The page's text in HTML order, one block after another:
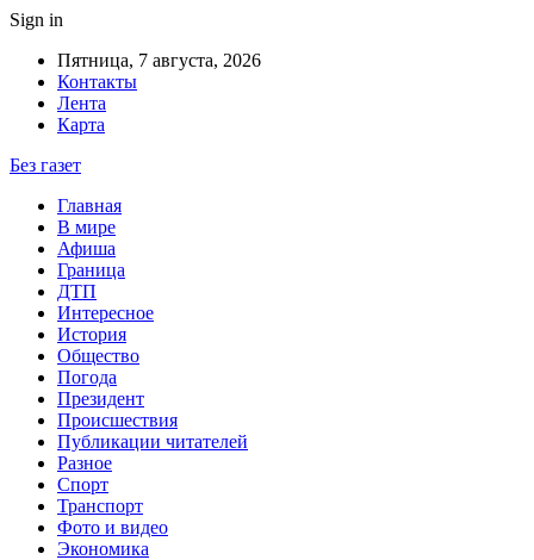
Sign in
Пятница, 7 августа, 2026
Контакты
Лента
Карта
Без газет
Главная
В мире
Афиша
Граница
ДТП
Интересное
История
Общество
Погода
Президент
Происшествия
Публикации читателей
Разное
Спорт
Транспорт
Фото и видео
Экономика